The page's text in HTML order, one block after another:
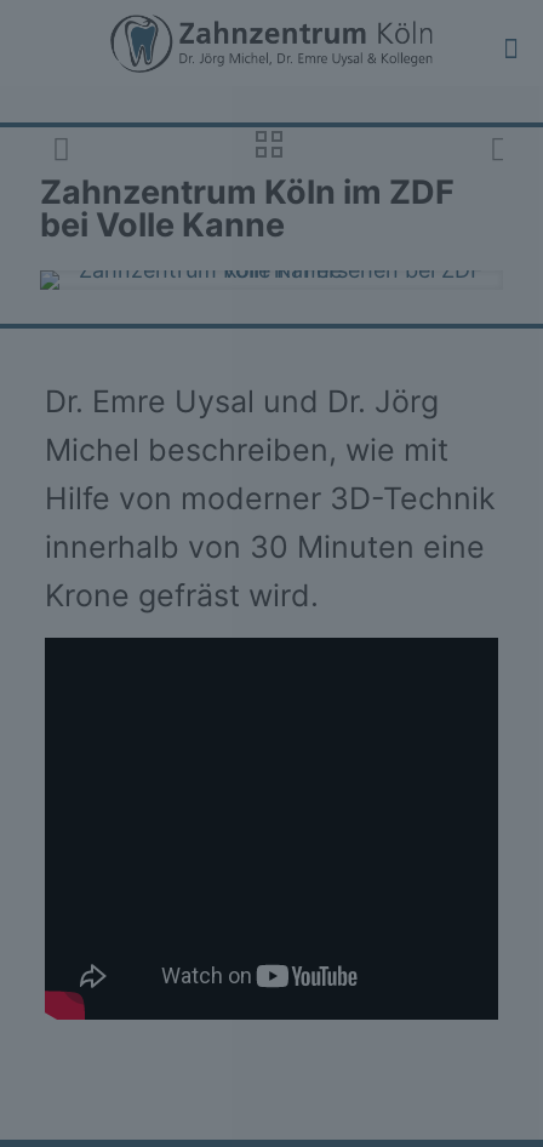
Zahnzentrum Köln im ZDF
bei Volle Kanne
Dr. Emre Uysal und Dr. Jörg
Michel beschreiben, wie mit
Hilfe von moderner 3D-Technik
innerhalb von 30 Minuten eine
Krone gefräst wird.